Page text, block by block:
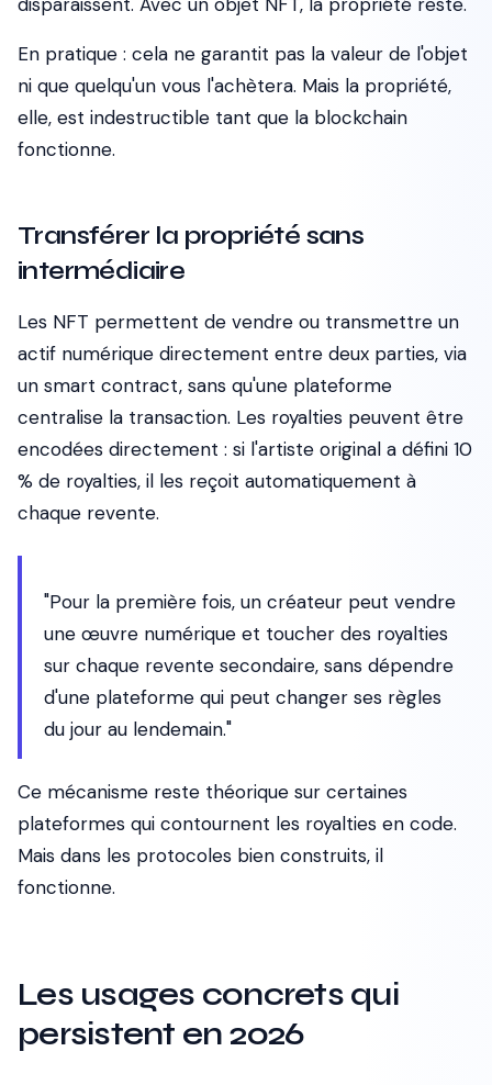
En pratique : cela ne garantit pas la valeur de l'objet
ni que quelqu'un vous l'achètera. Mais la propriété,
elle, est indestructible tant que la blockchain
fonctionne.
Transférer la propriété sans
intermédiaire
Les NFT permettent de vendre ou transmettre un
actif numérique directement entre deux parties, via
un smart contract, sans qu'une plateforme
centralise la transaction. Les royalties peuvent être
encodées directement : si l'artiste original a défini 10
% de royalties, il les reçoit automatiquement à
chaque revente.
"Pour la première fois, un créateur peut vendre
une œuvre numérique et toucher des royalties
sur chaque revente secondaire, sans dépendre
d'une plateforme qui peut changer ses règles
du jour au lendemain."
Ce mécanisme reste théorique sur certaines
plateformes qui contournent les royalties en code.
Mais dans les protocoles bien construits, il
fonctionne.
Les usages concrets qui
persistent en 2026